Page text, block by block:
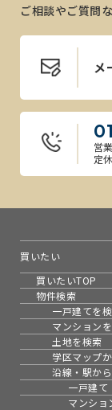
ご相談やご質問
メ
営
定
買いたい
買いたいTOP
物件検索
一戸建てを
マンション
土地を検索
学区マップ
沿線・駅か
一戸建て
マンショ